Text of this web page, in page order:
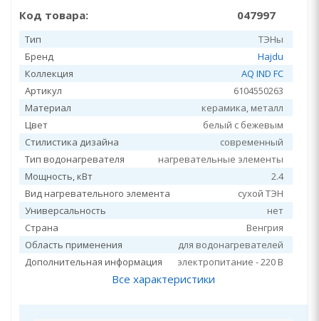
Код товара: 047997
Тип
ТЭНы
Бренд
Hajdu
Коллекция
AQ IND FC
Артикул
6104550263
Материал
керамика, металл
Цвет
белый с бежевым
Стилистика дизайна
современный
Тип водонагревателя
нагревательные элементы
Мощность, кВт
2.4
Вид нагревательного элемента
сухой ТЭН
Универсальность
нет
Страна
Венгрия
Область применения
для водонагревателей
Дополнительная информация
электропитание - 220 В
Все характеристики